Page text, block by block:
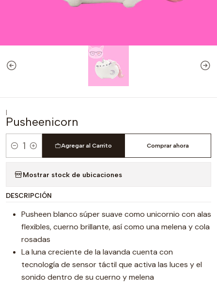
|
Pusheenicorn
Cantidad
Agregar al Carrito Comprar ahora
Mostrar stock de ubicaciones
DESCRIPCIÓN
Pusheen blanco súper suave como unicornio con alas
flexibles, cuerno brillante, así como una melena y cola
rosadas
La luna creciente de la lavanda cuenta con
tecnología de sensor táctil que activa las luces y el
sonido dentro de su cuerno y melena